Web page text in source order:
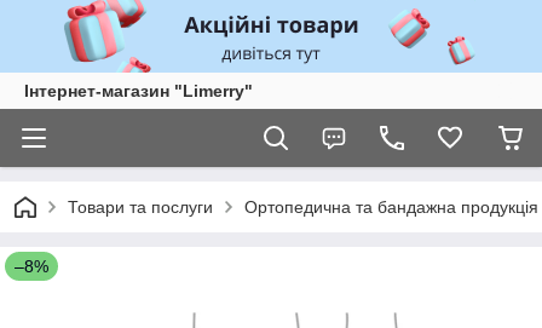
Інтернет-магазин "Limerry"
Товари та послуги Ортопедична та бандажна продукція
–8%